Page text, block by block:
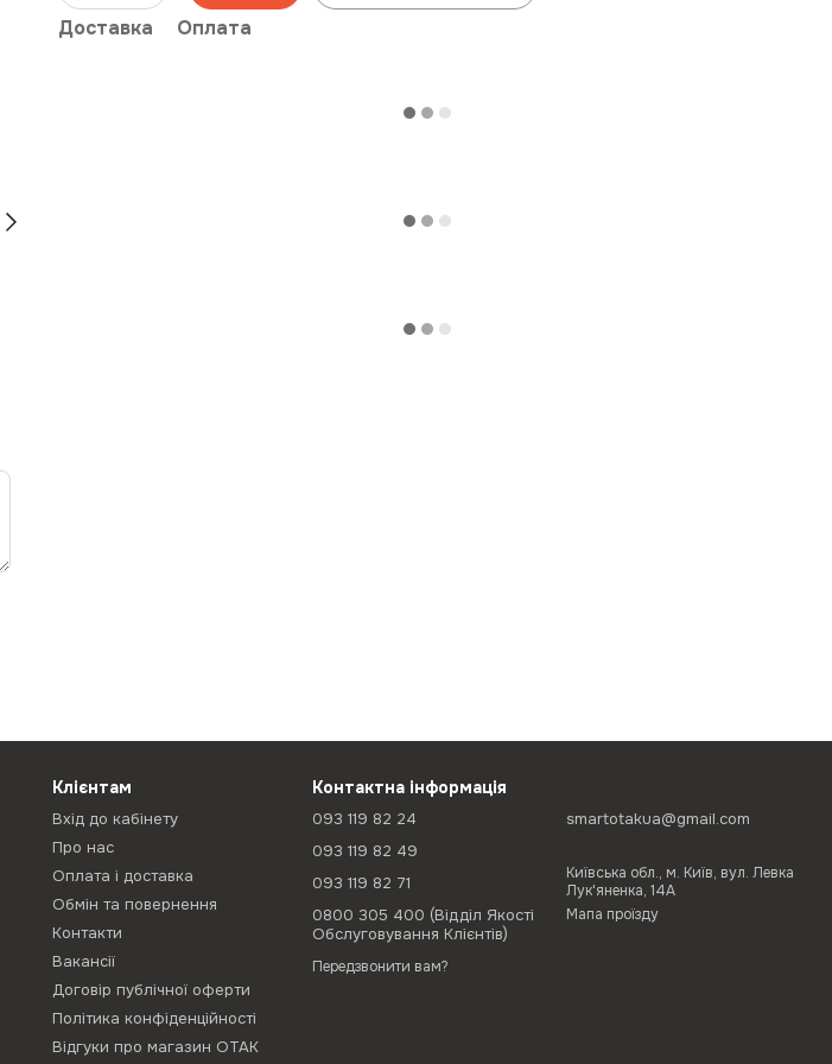
Доставка Оплата
Клієнтам
Вхід до кабінету
Про нас
Оплата і доставка
Обмін та повернення
Контакти
Вакансії
Договір публічної оферти
Політика конфіденційності
Відгуки про магазин ОТАК
Контактна інформація
093 119 82 24
093 119 82 49
093 119 82 71
0800 305 400 (Відділ Якості
Обслуговування Клієнтів)
Передзвонити вам?
smartotakua@gmail.com
Київська обл., м. Київ, вул. Левка
Лук'яненка, 14А
Мапа проїзду